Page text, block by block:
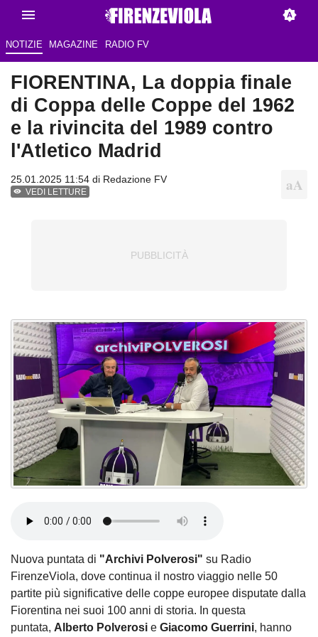
NOTIZIE MAGAZINE RADIO FV
FIORENTINA, La doppia finale
di Coppa delle Coppe del 1962
e la rivincita del 1989 contro
l'Atletico Madrid
25.01.2025 11:54 di Redazione FV
VEDI LETTURE
Nuova puntata di "Archivi Polverosi" su Radio
FirenzeViola, dove continua il nostro viaggio nelle 50
partite più significative delle coppe europee disputate dalla
Fiorentina nei suoi 100 anni di storia. In questa
puntata, Alberto Polverosi e Giacomo Guerrini, hanno